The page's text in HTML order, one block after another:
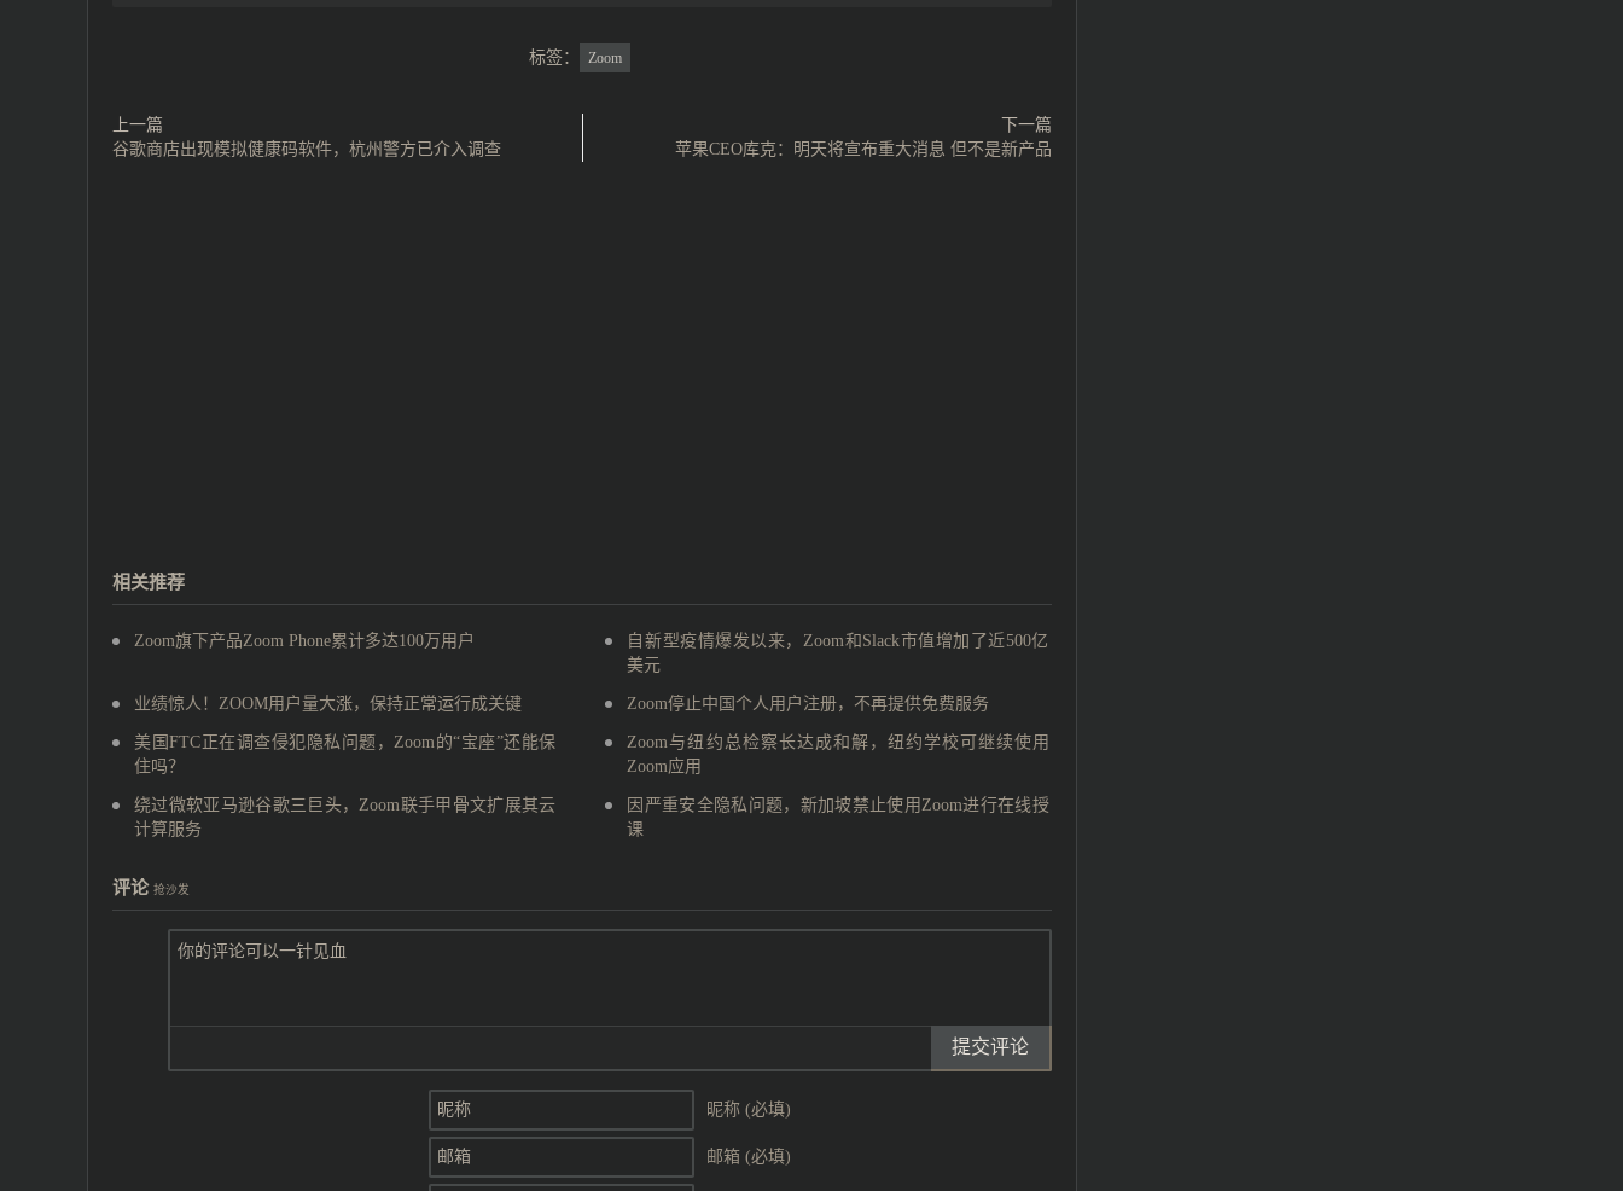
标签： Zoom
上一篇
谷歌商店出现模拟健康码软件，杭州警方已介入调查
下一篇
苹果CEO库克：明天将宣布重大消息 但不是新产品
相关推荐
Zoom旗下产品Zoom Phone累计多达100万用户
自新型疫情爆发以来，Zoom和Slack市值增加了近500亿
美元
业绩惊人！ZOOM用户量大涨，保持正常运行成关键 Zoom停止中国个人用户注册，不再提供免费服务
美国FTC正在调查侵犯隐私问题，Zoom的“宝座”还能保
住吗？
Zoom与纽约总检察长达成和解，纽约学校可继续使用
Zoom应用
绕过微软亚马逊谷歌三巨头，Zoom联手甲骨文扩展其云
计算服务
因严重安全隐私问题，新加坡禁止使用Zoom进行在线授
课
评论 抢沙发
提交评论
昵称 (必填)
邮箱 (必填)